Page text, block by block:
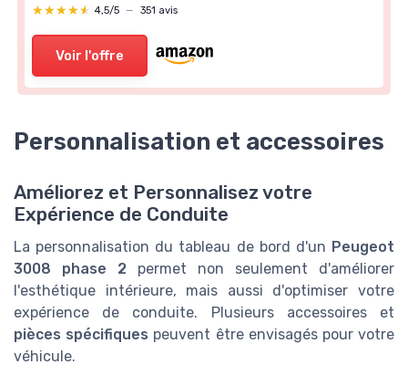
★★★★★
★★★★★ 4,5/5 — 351 avis
Voir l'offre
Personnalisation et accessoires
Améliorez et Personnalisez votre
Expérience de Conduite
La personnalisation du tableau de bord d'un Peugeot
3008 phase 2 permet non seulement d'améliorer
l'esthétique intérieure, mais aussi d'optimiser votre
expérience de conduite. Plusieurs accessoires et
pièces spécifiques peuvent être envisagés pour votre
véhicule.